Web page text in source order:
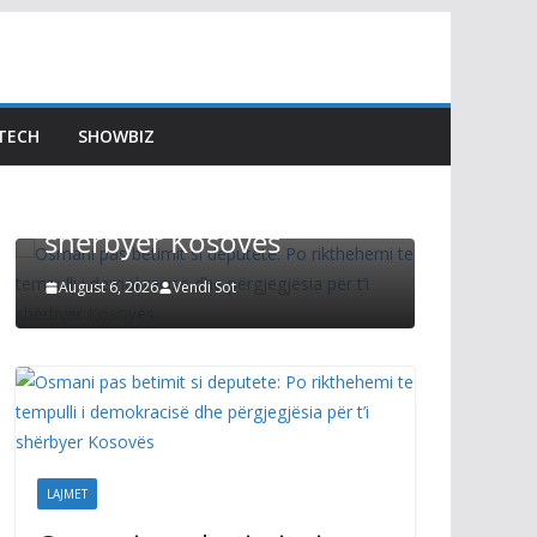
SHOWBIZ
Osmani pas betimit si
deputete: Po rikthehemi
te tempulli i demokracisë
shërbyer Kosovës
August 6, 2026 Vendi Sot
LAJMET